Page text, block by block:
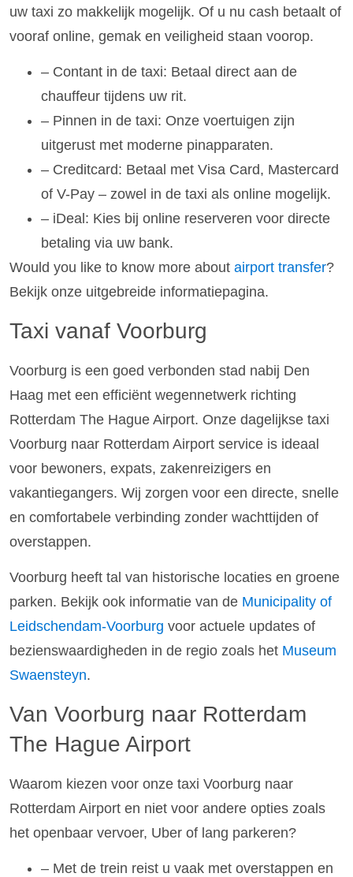
uw taxi zo makkelijk mogelijk. Of u nu cash betaalt of
vooraf online, gemak en veiligheid staan voorop.
– Contant in de taxi: Betaal direct aan de
chauffeur tijdens uw rit.
– Pinnen in de taxi: Onze voertuigen zijn
uitgerust met moderne pinapparaten.
– Creditcard: Betaal met Visa Card, Mastercard
of V-Pay – zowel in de taxi als online mogelijk.
– iDeal: Kies bij online reserveren voor directe
betaling via uw bank.
Would you like to know more about airport transfer?
Bekijk onze uitgebreide informatiepagina.
Taxi vanaf Voorburg
Voorburg is een goed verbonden stad nabij Den
Haag met een efficiënt wegennetwerk richting
Rotterdam The Hague Airport. Onze dagelijkse taxi
Voorburg naar Rotterdam Airport service is ideaal
voor bewoners, expats, zakenreizigers en
vakantiegangers. Wij zorgen voor een directe, snelle
en comfortabele verbinding zonder wachttijden of
overstappen.
Voorburg heeft tal van historische locaties en groene
parken. Bekijk ook informatie van de Municipality of
Leidschendam-Voorburg voor actuele updates of
bezienswaardigheden in de regio zoals het Museum
Swaensteyn.
Van Voorburg naar Rotterdam
The Hague Airport
Waarom kiezen voor onze taxi Voorburg naar
Rotterdam Airport en niet voor andere opties zoals
het openbaar vervoer, Uber of lang parkeren?
– Met de trein reist u vaak met overstappen en